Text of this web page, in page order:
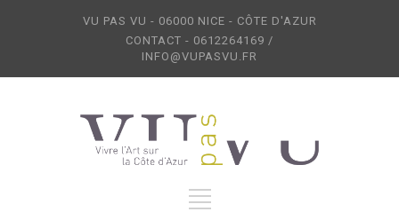
VU PAS VU - 06000 NICE - CÔTE D'AZUR
CONTACT - 0612264169 /
INFO@VUPASVU.FR